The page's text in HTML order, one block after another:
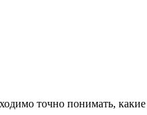
точно понимать,